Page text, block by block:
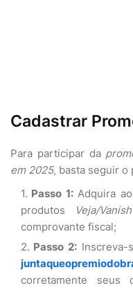
Cadastrar
Para participar da
em 2025, basta seguir o
Passo 1:Adquira ao
produtos
Veja/
comprovante fiscal;
Passo 2:Inscreva-
corretamente seus